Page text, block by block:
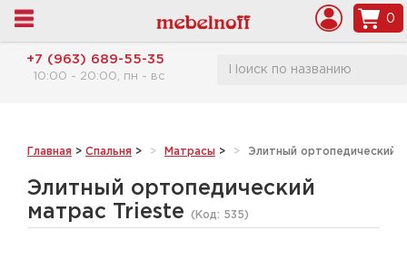
0
+7 (963) 689-55-35
10:00 - 20:00, пн - вс
Главная > Спальня > Матрасы > Элитный ортопедический
Элитный ортопедический
матрас Trieste
(Код: 535)